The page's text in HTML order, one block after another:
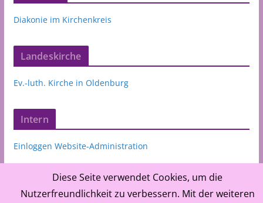
Diakonie im Kirchenkreis
Landeskirche
Ev.-luth. Kirche in Oldenburg
Intern
Einloggen Website-Administration
Diese Seite verwendet Cookies, um die
Nutzerfreundlichkeit zu verbessern. Mit der weiteren